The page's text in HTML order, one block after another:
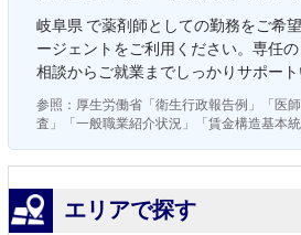
岐阜県 で薬剤師としての勤務をご希
ージェントをご利用ください。専任
相談からご就業までしっかりサポート
参照：厚生労働省「衛生行政報告例」「医
査」「一般職業紹介状況」「賃金構造基本統
エリアで探す